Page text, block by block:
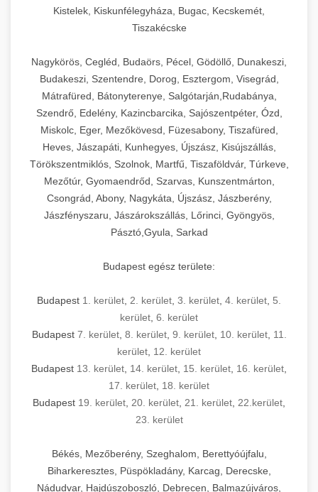
Kistelek, Kiskunfélegyháza, Bugac, Kecskemét,
Tiszakécske
Nagykörös, Cegléd, Budaörs, Pécel, Gödöllő, Dunakeszi,
Budakeszi, Szentendre, Dorog, Esztergom, Visegrád,
Mátrafüred, Bátonyterenye, Salgótarján,Rudabánya,
Szendrő, Edelény, Kazincbarcika, Sajószentpéter, Ózd,
Miskolc, Eger, Mezőkövesd, Füzesabony, Tiszafüred,
Heves, Jászapáti, Kunhegyes, Újszász, Kisújszállás,
Törökszentmiklós, Szolnok, Martfű, Tiszaföldvár, Túrkeve,
Mezőtúr, Gyomaendrőd, Szarvas, Kunszentmárton,
Csongrád, Abony, Nagykáta, Újszász, Jászberény,
Jászfényszaru, Jászárokszállás, Lőrinci, Gyöngyös,
Pásztó,Gyula, Sarkad
Budapest egész területe:
Budapest 1. kerület 2. kerület 3. kerület 4. kerület 5.
kerület 6. kerület
Budapest 7. kerület, 8. kerület, 9. kerület, 10. kerület, 11.
kerület 12. kerület
Budapest 13. kerület 14. kerület 15. kerület 16. kerület
17. kerület 18. kerület
Budapest 19. kerület 20. kerület 21. kerület 22.kerület
23. kerület
Békés, Mezőberény, Szeghalom, Berettyóújfalu,
Biharkeresztes, Püspökladány, Karcag, Derecske,
Nádudvar, Hajdúszoboszló, Debrecen, Balmazújváros,